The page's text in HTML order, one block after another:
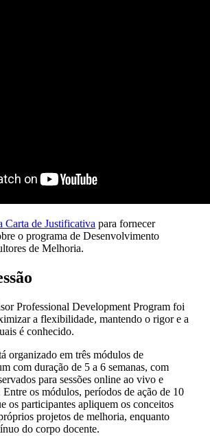
Carta de Justificativa para fornecer
o programa de Desenvolvimento
de Melhoria.
Professional Development Program foi
a flexibilidade, mantendo o rigor e a
é conhecido.
organizado em três módulos de
com duração de 5 a 6 semanas, com
para sessões online ao vivo e
os módulos, períodos de ação de 10
os participantes apliquem os conceitos
projetos de melhoria, enquanto
do corpo docente.